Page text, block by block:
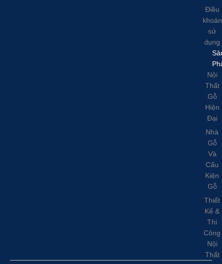
Điều
khoản
sử
dụng
Nội
Thất
Gỗ
Hiện
Đại
Nhà
Gỗ
Và
Cấu
Kiện
Gỗ
Thiết
Kế &
Thi
Công
Nội
Thất